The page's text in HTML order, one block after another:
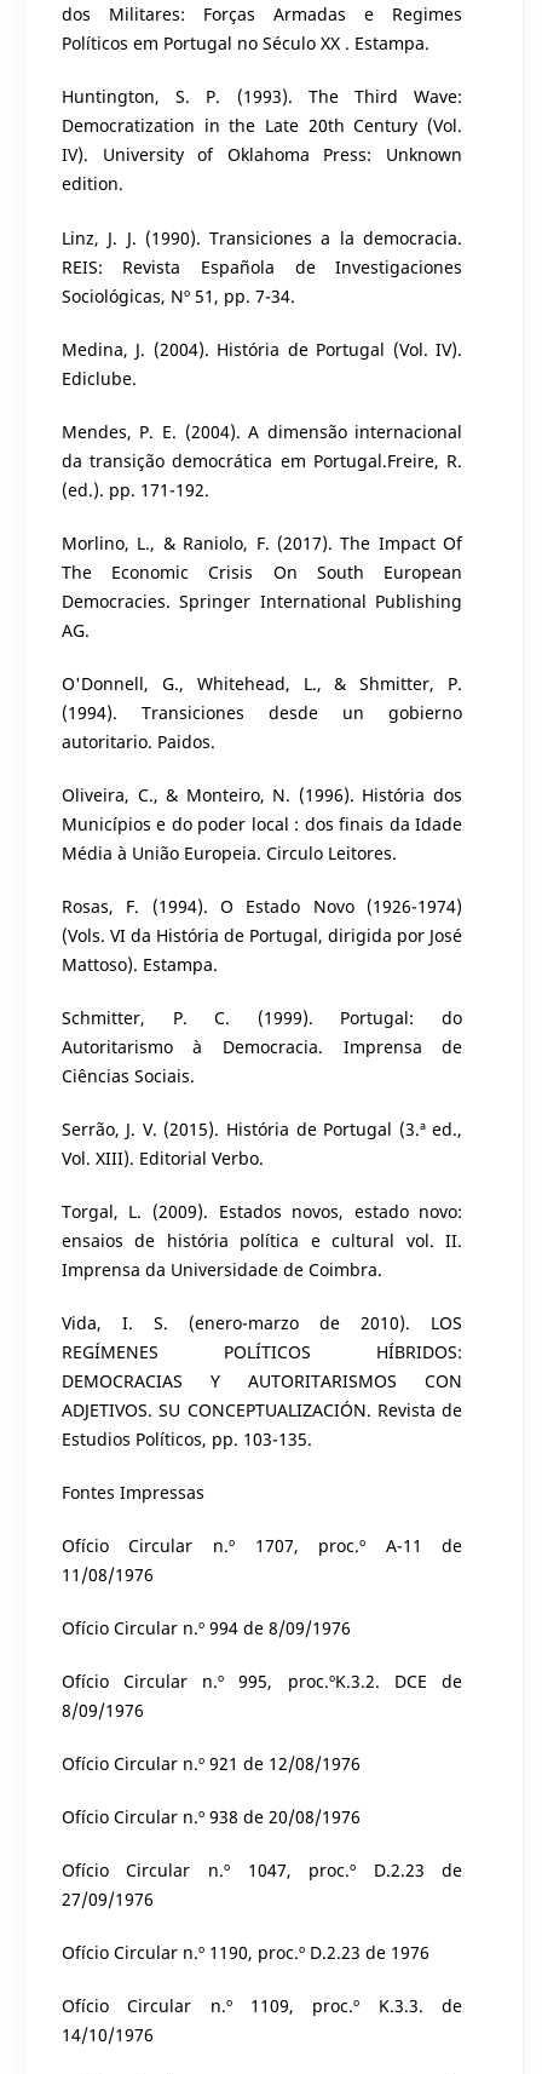
dos Militares: Forças Armadas e Regimes
Políticos em Portugal no Século XX . Estampa.
Huntington, S. P. (1993). The Third Wave:
Democratization in the Late 20th Century (Vol.
IV). University of Oklahoma Press: Unknown
edition.
Linz, J. J. (1990). Transiciones a la democracia.
REIS: Revista Española de Investigaciones
Sociológicas, Nº 51, pp. 7-34.
Medina, J. (2004). História de Portugal (Vol. IV).
Ediclube.
Mendes, P. E. (2004). A dimensão internacional
da transição democrática em Portugal.Freire, R.
(ed.). pp. 171-192.
Morlino, L., & Raniolo, F. (2017). The Impact Of
The Economic Crisis On South European
Democracies. Springer International Publishing
AG.
O'Donnell, G., Whitehead, L., & Shmitter, P.
(1994). Transiciones desde un gobierno
autoritario. Paidos.
Oliveira, C., & Monteiro, N. (1996). História dos
Municípios e do poder local : dos finais da Idade
Média à União Europeia. Circulo Leitores.
Rosas, F. (1994). O Estado Novo (1926-1974)
(Vols. VI da História de Portugal, dirigida por José
Mattoso). Estampa.
Schmitter, P. C. (1999). Portugal: do
Autoritarismo à Democracia. Imprensa de
Ciências Sociais.
Serrão, J. V. (2015). História de Portugal (3.ª ed.,
Vol. XIII). Editorial Verbo.
Torgal, L. (2009). Estados novos, estado novo:
ensaios de história política e cultural vol. II.
Imprensa da Universidade de Coimbra.
Vida, I. S. (enero-marzo de 2010). LOS
REGÍMENES POLÍTICOS HÍBRIDOS:
DEMOCRACIAS Y AUTORITARISMOS CON
ADJETIVOS. SU CONCEPTUALIZACIÓN. Revista de
Estudios Políticos, pp. 103-135.
Fontes Impressas
Ofício Circular n.º 1707, proc.º A-11 de
11/08/1976
Ofício Circular n.º 994 de 8/09/1976
Ofício Circular n.º 995, proc.ºK.3.2. DCE de
8/09/1976
Ofício Circular n.º 921 de 12/08/1976
Ofício Circular n.º 938 de 20/08/1976
Ofício Circular n.º 1047, proc.º D.2.23 de
27/09/1976
Ofício Circular n.º 1190, proc.º D.2.23 de 1976
Ofício Circular n.º 1109, proc.º K.3.3. de
14/10/1976